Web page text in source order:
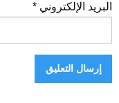
البريد الإلكتروني *